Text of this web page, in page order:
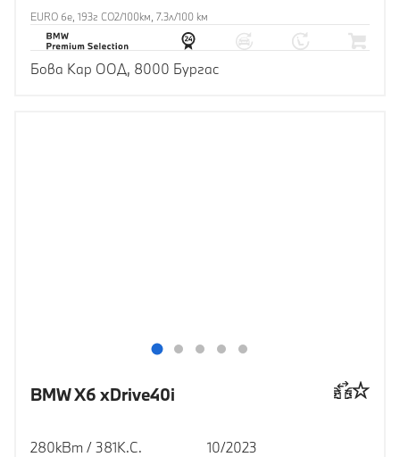
EURO 6e, 193г CO2/100км, 7.3л/100 км
Бова Кар ООД, 8000 Бургас
BMW X6 xDrive40i
280кВт / 381К.С.
10/2023